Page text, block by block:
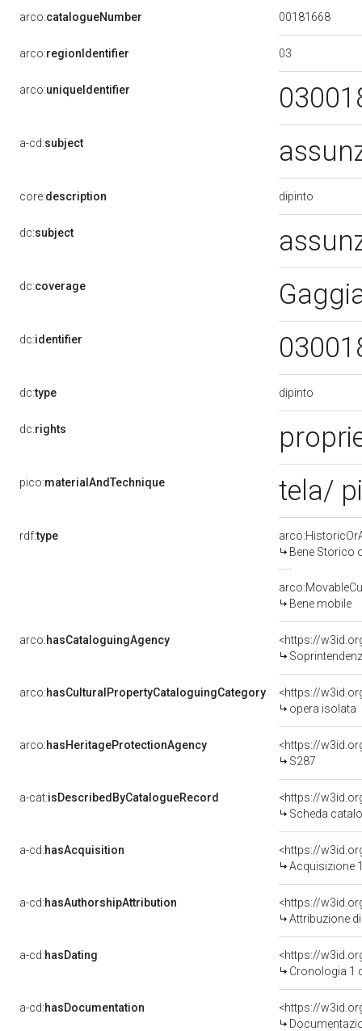
arco:catalogueNumber 00181668
arco:regionIdentifier 03
arco:uniqueIdentifier
a-cd:subject
core:description dipinto
dc:subject
dc:coverage
dc:identifier
dc:type dipinto
dc:rights
pico:materialAndTechnique tela/
rdf:type
Bene Storico
Bene mobile
arco:hasCataloguingAgency
<https://
Soprintendenza per i
arco:hasCulturalPropertyCataloguingCategory
<https://
opera isolata
arco:hasHeritageProtectionAgency
<https://
S287
a-cat:isDescribedByCatalogueRecord
<https://
Scheda
a-cd:hasAcquisition
<https://
Acquisizione
a-cd:hasAuthorshipAttribution
Attribuzione
a-cd:hasDating
<https://
Cronologia 1
a-cd:hasDocumentation